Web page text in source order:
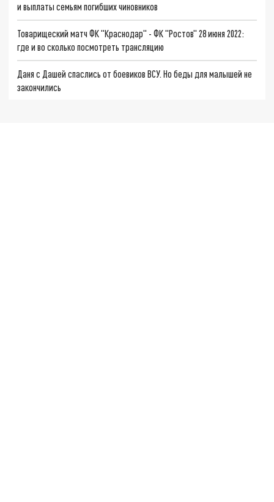
и выплаты семьям погибших чиновников
Товарищеский матч ФК "Краснодар" - ФК "Ростов" 28 июня 2022:
где и во сколько посмотреть трансляцию
Даня с Дашей спаслись от боевиков ВСУ. Но беды для малышей не
закончились